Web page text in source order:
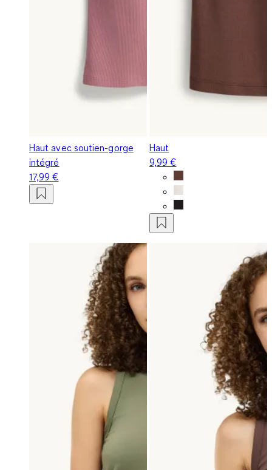
Haut avec soutien-gorge
intégré
17,99 €
Haut
9,99 €